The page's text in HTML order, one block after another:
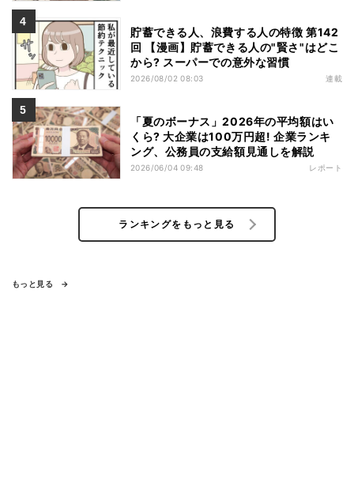
貯蓄できる人、浪費する人の特徴 第142
回 【漫画】貯蓄できる人の"賢さ"はどこ
から? スーパーでの意外な習慣
2026/08/02 08:03 連載
「夏のボーナス」2026年の平均額はい
くら? 大企業は100万円超! 企業ランキ
ング、公務員の支給額見通しを解説
2026/06/04 09:48 レポート
ランキングをもっと見る
もっと見る